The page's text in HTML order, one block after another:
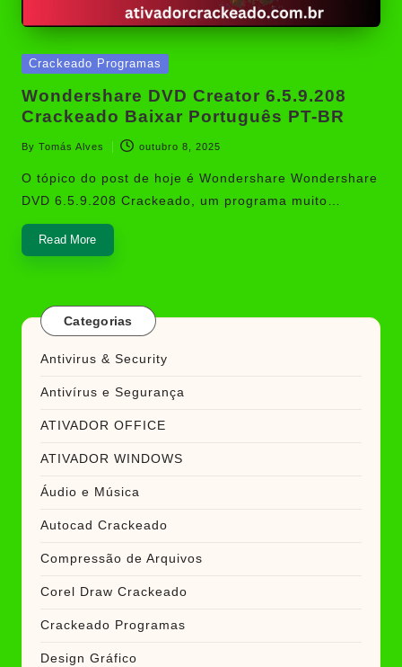
Posted
Crackeado Programas
Wondershare DVD Creator 6.5.9.208
Crackeado Baixar Português PT-BR
Posted
by
By Tomás Alves outubro 8, 2025
O tópico do post de hoje é Wondershare Wondershare
DVD 6.5.9.208 Crackeado, um programa muito…
Read More
Categorias
Antivirus & Security
Antivírus e Segurança
ATIVADOR OFFICE
ATIVADOR WINDOWS
Áudio e Música
Autocad Crackeado
Compressão de Arquivos
Corel Draw Crackeado
Crackeado Programas
Design Gráfico